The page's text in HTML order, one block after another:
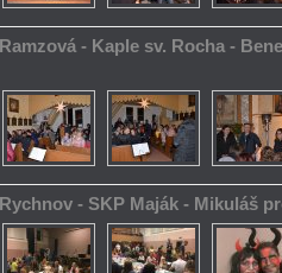
Ramzová - Kaple sv. Rocha -
Rychnov - SKP Maják - Mikuláš